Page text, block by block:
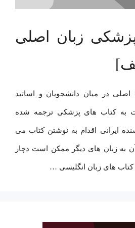
زبان اصلی
در میان دانشجویان و اساتید
به کتاب های پزشکی ترجمه شده
ایرانی اقدام به نوشتن کتاب می
به زبان های دیگر ممکن است دچار
کتاب های زبان انگلیسی …